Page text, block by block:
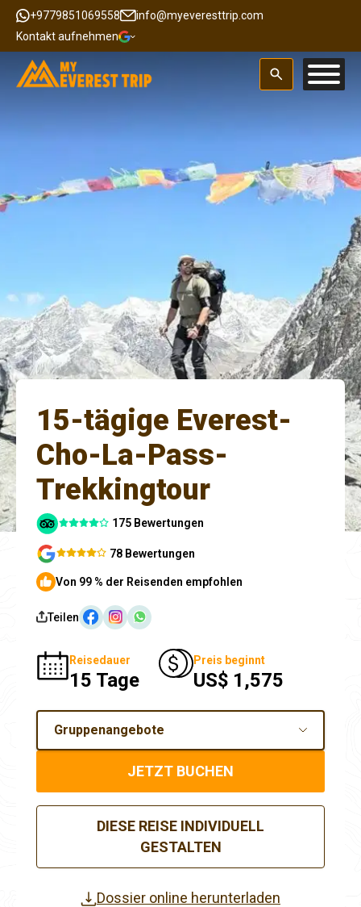
+9779851069558
info@myeveresttrip.com
Kontakt aufnehmen
15-tägige Everest-
Cho-La-Pass-
Trekkingtour
175 Bewertungen
78 Bewertungen
Von 99 % der Reisenden empfohlen
Teilen
Reisedauer
15 Tage
Preis beginnt
US$ 1,575
Gruppenangebote
JETZT BUCHEN
DIESE REISE INDIVIDUELL
GESTALTEN
Dossier online herunterladen